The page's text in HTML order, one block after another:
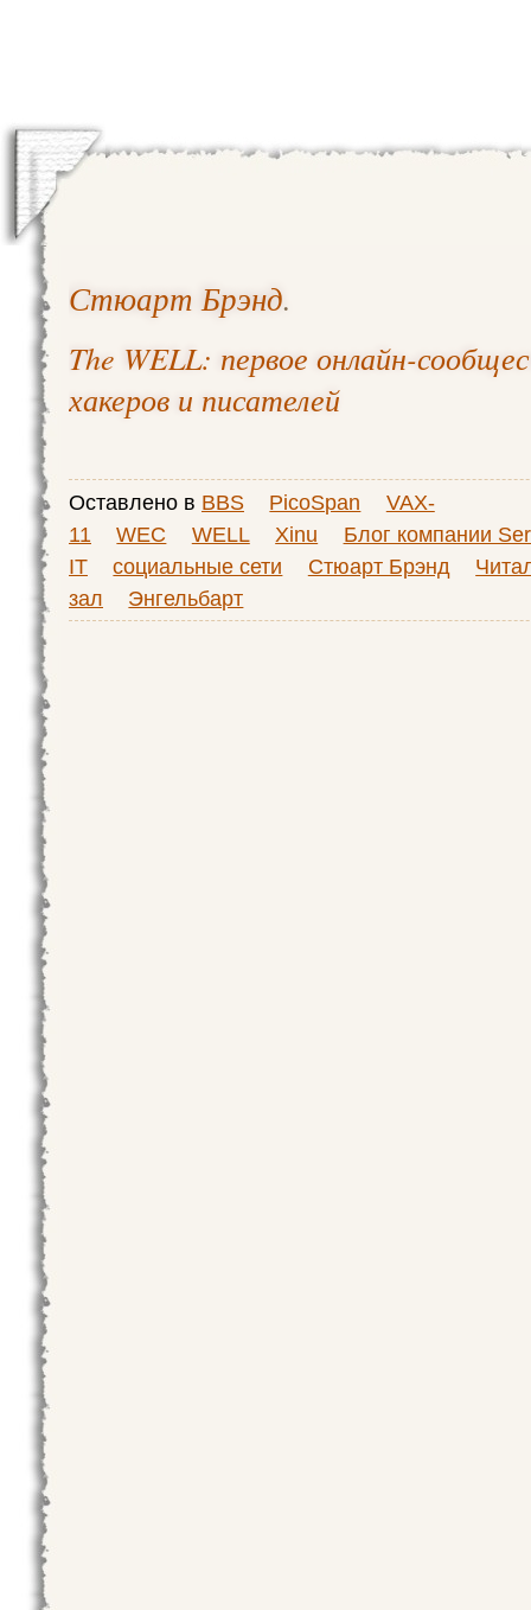
Стюарт Брэнд.
The WELL: первое онлайн-
хакеров и писателей
Оставлено в BBS PicoSpan
VAX-
11
WEC WELL Xinu
Блог компании
IT
социальные сети Стюарт Брэнд
зал
Энгельбарт